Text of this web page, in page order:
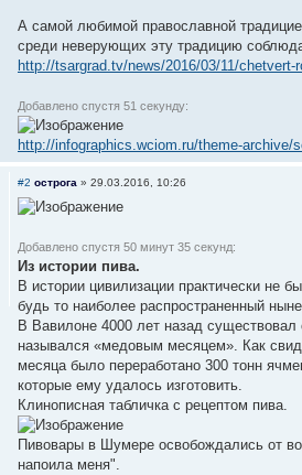
А самой любимой православной
среди неверующих эту традицию
http://tsargrad.tv/news/2016/03/11/
Добавлено спустя 51 секунду:
http://infographics.wciom.ru/theme-archive/
#2 острога » 29.03.2016, 10:26
Добавлено спустя 50 минут 35 секунд:
Из истории пива.
В истории цивилизации практически не
будь то наиболее распространенный
В Вавилоне 4000 лет назад
назывался «медовым месяцем». Как
месяца было переработано 300 тонн
которые ему удалось изготовить.
Клинописная табличка с рецептом пива.
Пивовары в Шумере освобождались от
напоила меня".